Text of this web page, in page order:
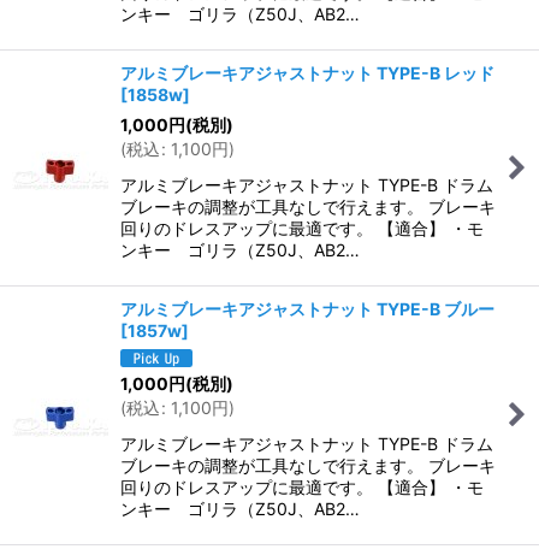
ンキー ゴリラ（Z50J、AB2…
アルミブレーキアジャストナット TYPE-B レッド
[1858w]
1,000円(税別)
(税込: 1,100円)
アルミブレーキアジャストナット TYPE-B ドラム
ブレーキの調整が工具なしで行えます。 ブレーキ
回りのドレスアップに最適です。 【適合】 ・モ
ンキー ゴリラ（Z50J、AB2…
アルミブレーキアジャストナット TYPE-B ブルー
[1857w]
1,000円(税別)
(税込: 1,100円)
アルミブレーキアジャストナット TYPE-B ドラム
ブレーキの調整が工具なしで行えます。 ブレーキ
回りのドレスアップに最適です。 【適合】 ・モ
ンキー ゴリラ（Z50J、AB2…